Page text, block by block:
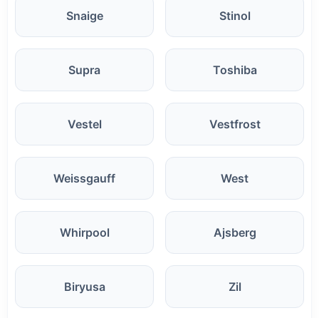
Snaige Stinol
Supra Toshiba
Vestel Vestfrost
Weissgauff West
Whirpool Ajsberg
Biryusa Zil